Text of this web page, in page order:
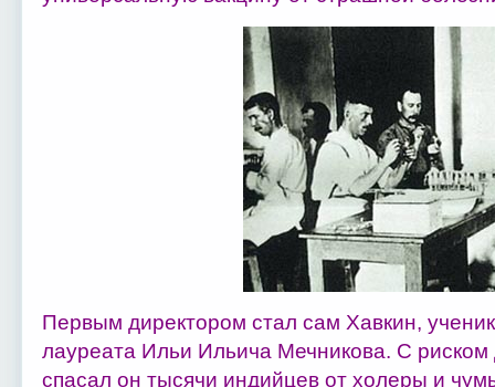
Первым директором стал сам Хавкин,
лауреата Ильи Ильича Мечникова. С риском
спасал он тысячи индийцев от холеры и